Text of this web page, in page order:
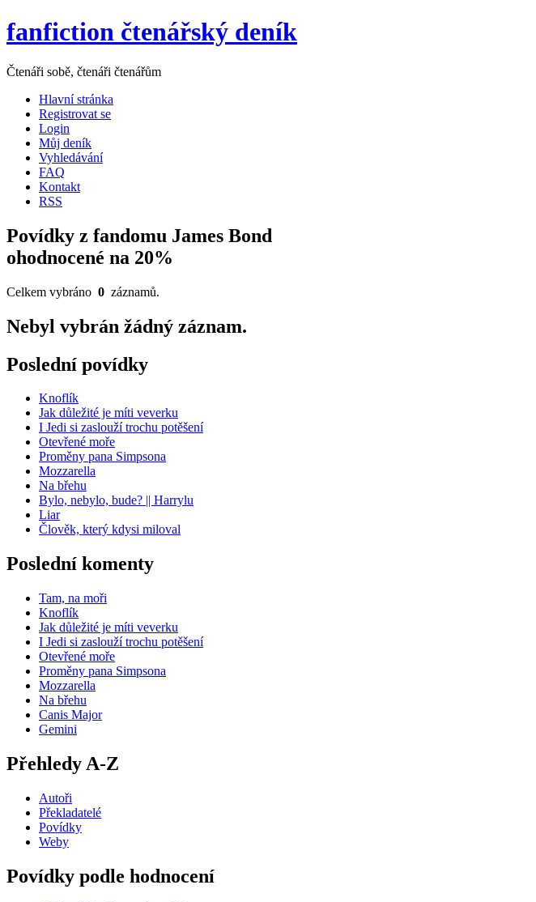
fanfiction čtenářský deník
Čtenáři sobě, čtenáři čtenářům
Hlavní stránka
Registrovat se
Login
Můj deník
Vyhledávání
FAQ
Kontakt
RSS
Povídky z fandomu James Bond
ohodnocené na 20%
Celkem vybráno 0 záznamů.
Nebyl vybrán žádný záznam.
Poslední povídky
Knoflík
Jak důležité je míti veverku
I Jedi si zaslouží trochu potěšení
Otevřené moře
Proměny pana Simpsona
Mozzarella
Na břehu
Bylo, nebylo, bude? || Harrylu
Liar
Člověk, který kdysi miloval
Poslední komenty
Tam, na moři
Knoflík
Jak důležité je míti veverku
I Jedi si zaslouží trochu potěšení
Otevřené moře
Proměny pana Simpsona
Mozzarella
Na břehu
Canis Major
Gemini
Přehledy A-Z
Autoři
Překladatelé
Povídky
Weby
Povídky podle hodnocení